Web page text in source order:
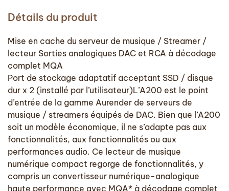
Détails du produit
Mise en cache du serveur de musique / Streamer /
lecteur Sorties analogiques DAC et RCA à décodage
complet MQA
Port de stockage adaptatif acceptant SSD / disque
dur x 2 (installé par l’utilisateur)L’A200 est le point
d’entrée de la gamme Aurender de serveurs de
musique / streamers équipés de DAC. Bien que l’A200
soit un modèle économique, il ne s’adapte pas aux
fonctionnalités, aux fonctionnalités ou aux
performances audio. Ce lecteur de musique
numérique compact regorge de fonctionnalités, y
compris un convertisseur numérique-analogique
haute performance avec MQA* à décodage complet